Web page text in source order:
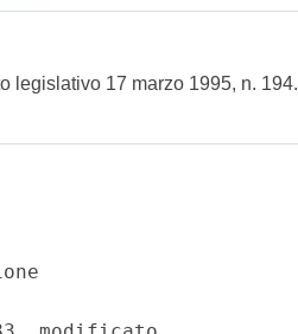
legislativo 17 marzo 1995, n. 194.